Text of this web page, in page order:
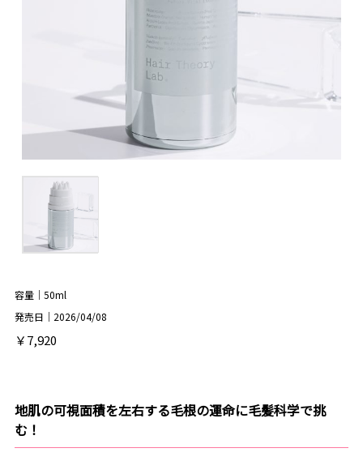
容量｜50ml
発売日｜2026/04/08
￥7,920
地肌の可視面積を左右する毛根の運命に毛髪科学で挑
む！